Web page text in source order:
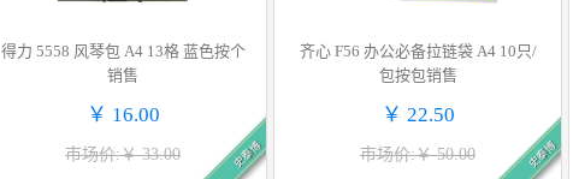
得力 5558 风琴包 A4 13格 蓝色按个
销售
￥ 16.00
市场价:￥ 33.00 史泰博
齐心 F56 办公必备拉链袋 A4 10只/
包按包销售
￥ 22.50
市场价:￥ 50.00 史泰博